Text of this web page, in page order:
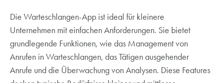
Die Warteschlangen-App ist ideal für kleinere
Unternehmen mit einfachen Anforderungen. Sie bietet
grundlegende Funktionen, wie das Management von
Anrufen in Warteschlangen, das Tätigen ausgehender
Anrufe und die Überwachung von Analysen. Diese Features